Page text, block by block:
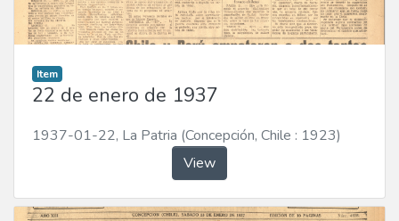
Item
22 de enero de 1937
1937-01-22, La Patria (Concepción, Chile : 1923)
View